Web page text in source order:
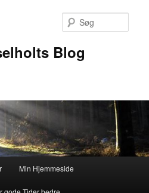
Blog
Min Hjemmeside